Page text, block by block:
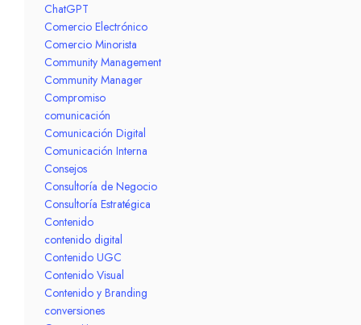
ChatGPT
Comercio Electrónico
Comercio Minorista
Community Management
Community Manager
Compromiso
comunicación
Comunicación Digital
Comunicación Interna
Consejos
Consultoría de Negocio
Consultoría Estratégica
Contenido
contenido digital
Contenido UGC
Contenido Visual
Contenido y Branding
conversiones